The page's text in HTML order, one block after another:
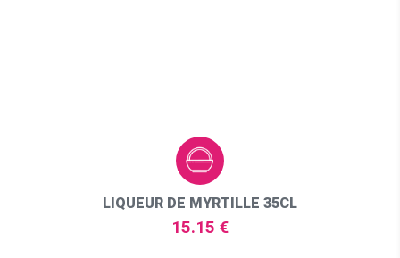
LIQUEUR DE MYRTILLE 35CL
15.15 €